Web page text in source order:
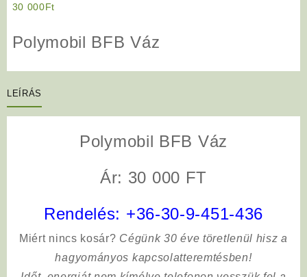
30 000Ft
Polymobil BFB Váz
LEÍRÁS
Polymobil BFB Váz
Ár: 30 000 FT
Rendelés: +36-30-9-451-436
Miért nincs kosár? Cégünk 30 éve töretlenül hisz a
hagyományos kapcsolatteremtésben!